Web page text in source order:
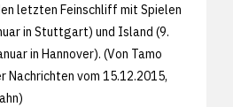
letzten Feinschliff mit Spielen
in Stuttgart) und Island (9.
in Hannover). (Von Tamo
Nachrichten vom 15.12.2015,